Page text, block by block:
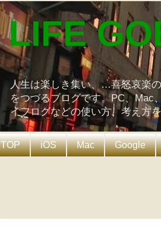
LIFE
人生は楽しき集い、…喜怒哀楽
をつづるブログです。PC、Mac
イフログなどの使い方、考え方
TOP iOS Mac Google